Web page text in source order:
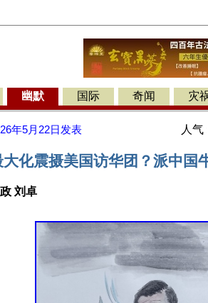
幽默 国际 奇闻 灾
年5月22日 发表 人气
大化震摄美国访华团？派中国
刘卓